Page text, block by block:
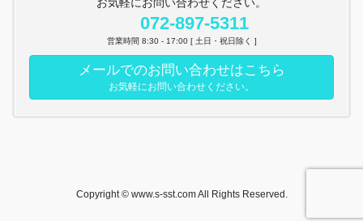
072-897-5311
営業時間 8:30 - 17:00 [ 土日・祝日除く ]
メールでのお問い合わせはこちら
お気軽にお問い合わせください。
Copyright © www.s-sst.com All Rights Reserved.